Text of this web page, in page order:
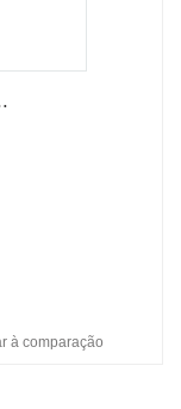
à comparação